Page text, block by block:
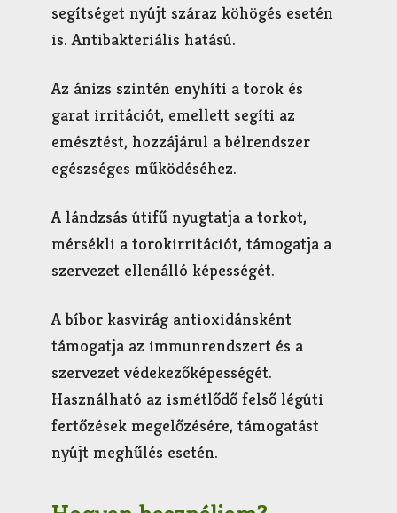
segítséget nyújt száraz köhögés esetén
is. Antibakteriális hatású.
Az ánizs szintén enyhíti a torok és
garat irritációt, emellett segíti az
emésztést, hozzájárul a bélrendszer
egészséges működéséhez.
A lándzsás útifű nyugtatja a torkot,
mérsékli a torokirritációt, támogatja a
szervezet ellenálló képességét.
A bíbor kasvirág antioxidánsként
támogatja az immunrendszert és a
szervezet védekezőképességét.
Használható az ismétlődő felső légúti
fertőzések megelőzésére, támogatást
nyújt meghűlés esetén.